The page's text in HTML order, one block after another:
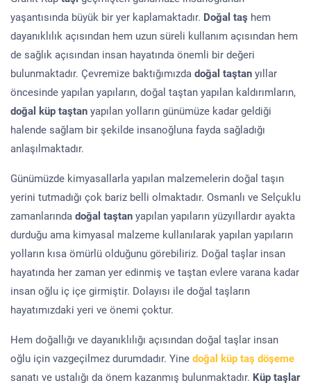
yaşantısında büyük bir yer kaplamaktadır. Doğal taş hem
dayanıklılık açısından hem uzun süreli kullanım açısından hem
de sağlık açısından insan hayatında önemli bir değeri
bulunmaktadır. Çevremize baktığımızda doğal taştan yıllar
öncesinde yapılan yapıların, doğal taştan yapılan kaldırımların,
doğal küp taştan yapılan yolların günümüze kadar geldiği
halende sağlam bir şekilde insanoğluna fayda sağladığı
anlaşılmaktadır.
Günümüzde kimyasallarla yapılan malzemelerin doğal taşın
yerini tutmadığı çok bariz belli olmaktadır. Osmanlı ve Selçuklu
zamanlarında doğal taştan yapılan yapıların yüzyıllardır ayakta
durduğu ama kimyasal malzeme kullanılarak yapılan yapıların
yolların kısa ömürlü olduğunu görebiliriz. Doğal taşlar insan
hayatında her zaman yer edinmiş ve taştan evlere varana kadar
insan oğlu iç içe girmiştir. Dolayısı ile doğal taşların
hayatımızdaki yeri ve önemi çoktur.
Hem doğallığı ve dayanıklılığı açısından doğal taşlar insan
oğlu için vazgeçilmez durumdadır. Yine doğal küp taş döşeme
sanatı ve ustalığı da önem kazanmış bulunmaktadır. Küp taşlar